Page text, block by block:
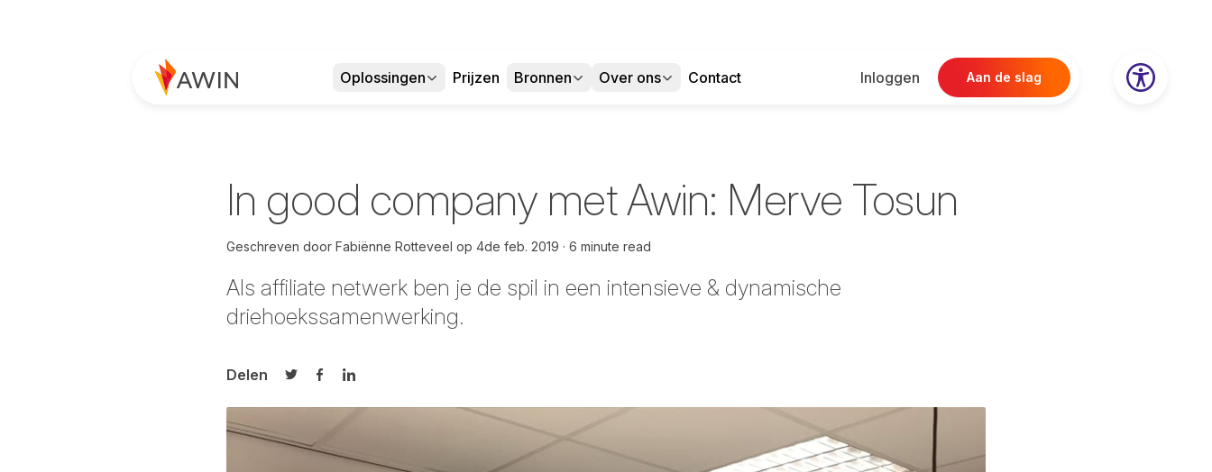
Oplossingen Prijzen Bronnen Over ons Contact Inloggen Aan de slag
In good company met Awin: Merve Tosun
Geschreven door Fabiënne Rotteveel op 4de feb. 2019 6 minute read
Als affiliate netwerk ben je de spil in een intensieve & dynamische
driehoekssamenwerking.
Delen
Delen op Twitter
Delen op Facebook
Delen op LinkedIn